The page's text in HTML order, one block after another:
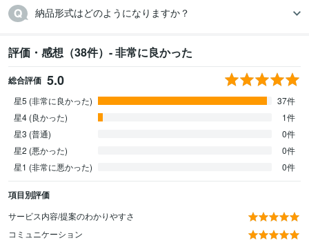
納品形式はどのようになりますか？
評価・感想（38件）- 非常に良かった
総合評価 5.0
星5 (非常に良かった)
37件
星4 (良かった)
1件
星3 (普通)
0件
星2 (悪かった)
0件
星1 (非常に悪かった)
0件
項目別評価
サービス内容/提案のわかりやすさ
コミュニケーション